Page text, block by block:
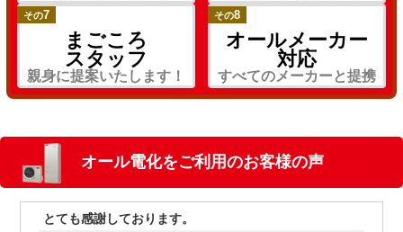
その7
まごころ
スタッフ
親身に提案いたします！
その8
オールメーカー
対応
すべてのメーカーと提携
オール電化をご利用のお客様の声
とても感謝しております。